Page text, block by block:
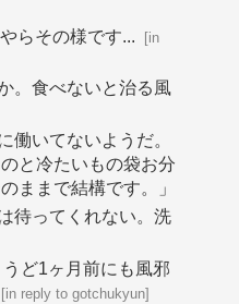
らその様です... [in
。食べないと治る風
働いてないようだ。
と冷たいもの袋お分
ままで結構です。」
待ってくれない。洗
うど1ヶ月前にも風邪
[in reply to gotchukyun]